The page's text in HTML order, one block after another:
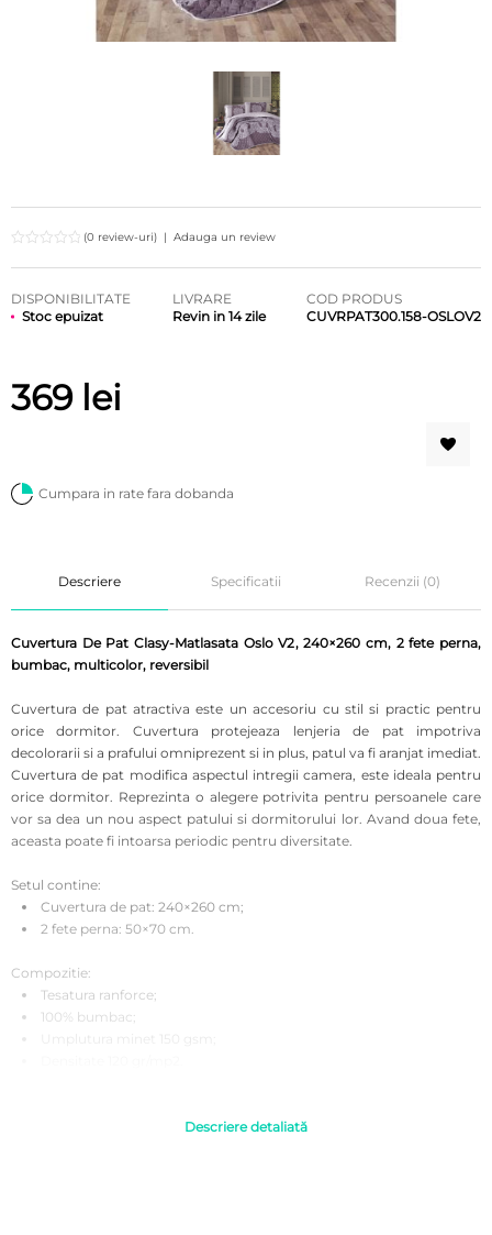
(0 review-uri) | Adauga un review
DISPONIBILITATE
Stoc epuizat
LIVRARE
Revin in 14 zile
COD PRODUS
CUVRPAT300.158-OSLOV2
369 lei
Cumpara in rate fara dobanda
Descriere Specificatii Recenzii (0)
Cuvertura De Pat Clasy-Matlasata Oslo V2, 240×260 cm, 2 fete perna,
bumbac, multicolor, reversibil
Cuvertura de pat atractiva este un accesoriu cu stil si practic pentru
orice dormitor. Cuvertura protejeaza lenjeria de pat impotriva
decolorarii si a prafului omniprezent si in plus, patul va fi aranjat imediat.
Cuvertura de pat modifica aspectul intregii camera, este ideala pentru
orice dormitor. Reprezinta o alegere potrivita pentru persoanele care
vor sa dea un nou aspect patului si dormitorului lor. Avand doua fete,
aceasta poate fi intoarsa periodic pentru diversitate.
Setul contine:
Cuvertura de pat: 240×260 cm;
2 fete perna: 50×70 cm.
Compozitie:
Tesatura ranforce;
100% bumbac;
Se recomanda a fi spalata inainte de prima utilizare pentru o igiena
Descriere detaliată